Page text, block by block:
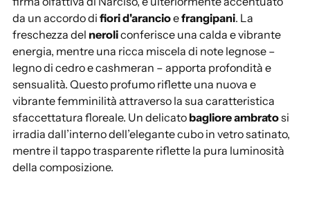
t
o
a
l
c
a
r
r
e
l
da un accordo di fiori d'arancioefrangipani. La
freschezza del neroliconferisce una calda e vibrante
energia, mentre una ricca miscela di note legnose –
legno di cedro e cashmeran – apporta profondità e
sensualità. Questo profumo riflette una nuova e
vibrante femminilità attraverso la sua caratteristica
sfaccettatura floreale. Un delicato bagliore ambratosi
irradia dall’interno dell’elegante cubo in vetro satinato,
mentre il tappo trasparente riflette la pura luminosità
della composizione.